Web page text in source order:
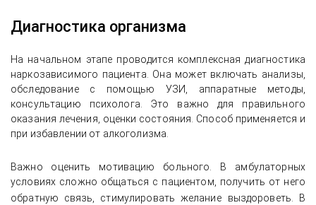
Диагностика организма
На начальном этапе проводится комплексная диагностика
наркозависимого пациента. Она может включать анализы,
обследование с помощью УЗИ, аппаратные методы,
консультацию психолога. Это важно для правильного
оказания лечения, оценки состояния. Способ применяется и
при избавлении от алкоголизма.
Важно оценить мотивацию больного. В амбулаторных
условиях сложно общаться с пациентом, получить от него
обратную связь, стимулировать желание
выздороветь. В